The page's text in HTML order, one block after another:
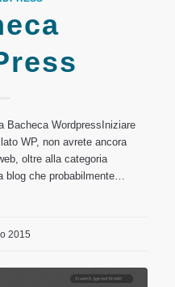
Bacheca WordpressIniziare
WP, non avrete ancora
oltre alla categoria
blog che probabilmente…
2015